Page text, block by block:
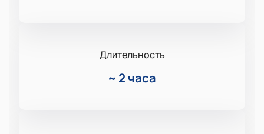
Длительность
~ 2 часа